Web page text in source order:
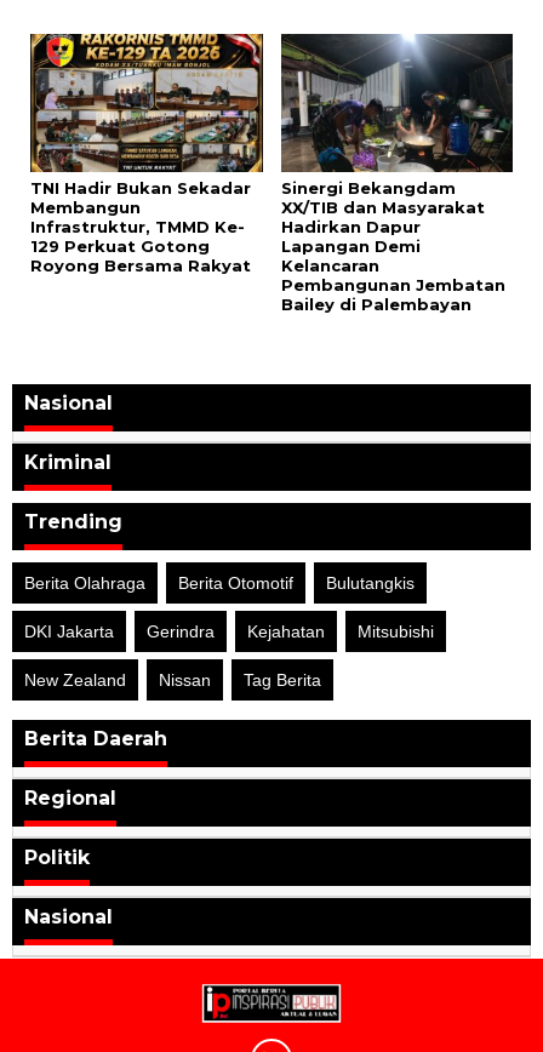
TNI Hadir Bukan Sekadar
Membangun
Infrastruktur, TMMD Ke-
129 Perkuat Gotong
Royong Bersama Rakyat
Sinergi Bekangdam
XX/TIB dan Masyarakat
Hadirkan Dapur
Lapangan Demi
Kelancaran
Pembangunan Jembatan
Bailey di Palembayan
Nasional
Kriminal
Trending
Berita Olahraga Berita Otomotif Bulutangkis
DKI Jakarta Gerindra Kejahatan Mitsubishi
New Zealand Nissan Tag Berita
Berita Daerah
Regional
Politik
Nasional